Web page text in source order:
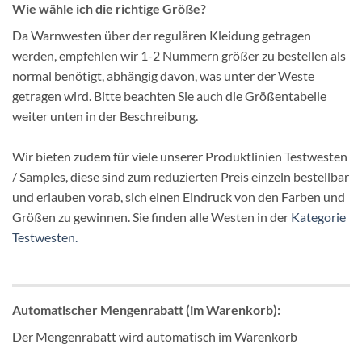
Wie wähle ich die richtige Größe?
Da Warnwesten über der regulären Kleidung getragen
werden, empfehlen wir 1-2 Nummern größer zu bestellen als
normal benötigt, abhängig davon, was unter der Weste
getragen wird. Bitte beachten Sie auch die Größentabelle
weiter unten in der Beschreibung.
Wir bieten zudem für viele unserer Produktlinien Testwesten
/ Samples, diese sind zum reduzierten Preis einzeln bestellbar
und erlauben vorab, sich einen Eindruck von den Farben und
Größen zu gewinnen. Sie finden alle Westen in der Kategorie
Testwesten.
Automatischer Mengenrabatt (im Warenkorb):
Der Mengenrabatt wird automatisch im Warenkorb